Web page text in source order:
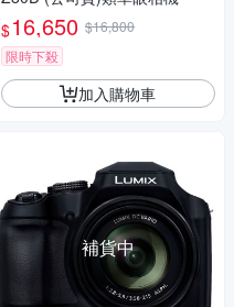
$16,650 $16,800
限時下殺
加入購物車
補貨中